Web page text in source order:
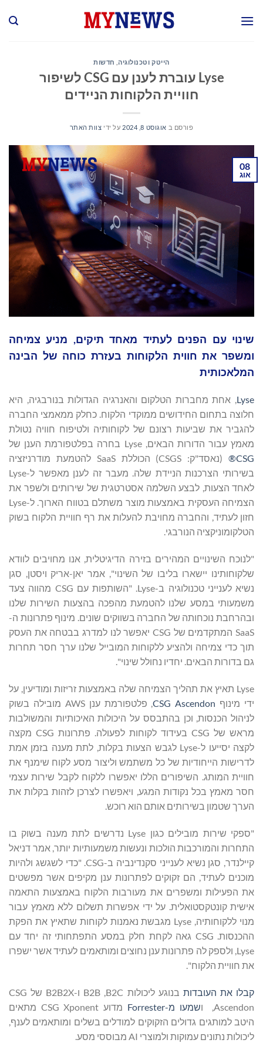
הייטק וטכנולוגיה חדשות
Lyse עוברת לענן עם CSG לשיפור
חוויית הלקוחות הניידים
פורסם ב אוגוסט 8, 2024 על ידי צוות האתר
08
אוג
שינוי עם הפנים לעתיד מאחד תיקים, מניע צמיחה
ומשפר את חווית הלקוחות בעזרת כוחה של הבינה
המלאכותית
, אחת מחברות הטלקום והאנרגיה הגדולות בנורבגיה, היא
חלוצה בתחום החידושים ממוקדי הלקוח. כחלק ממאמצי החברה
להגביר את שביעות רצונם של לקוחותיה ולטיפוח חוויה נטולת
מאמץ עבור הדורות הבאים, Lyse בחרה בפלטפורמת הענן של
CSG®
‏ (נאסד"ק: CSGS) הכוללת SaaS להטמעת מודרניזציה
בשירותי הצרכנות הניידת שלה. מעבר זה לענן מאפשר ל-Lyse
לאחד הצעות, לבצע השלמה אסטרטגית של שירותים ולשפר את
הצמיחה העסקית באמצעות מוצר משתלם בטווח הארוך. ל-Lyse
חזון לעתיד, והחברה מחויבת להעלות את רף חוויית הלקוח בשוק
הטלקומוניקציה הנורבגי.
"לנוכח השינויים המהירים בזירה הדיגיטלית, אנו מחויבים לוודא
שלקוחותינו יישארו בליבו של השינוי", אמר יאן-אריק ויסטן, סגן
נשיא לענייני טכנולוגיה ב-Lyse. "השותפות עם CSG מהווה צעד
משמעותי במסע שלנו להטמעת מהפכה בהצעות השירות שלנו
ובהרחבת נוכחותה של החברה בשווקים שונים. מינוף פתרונות ה-
SaaS המתקדמים של CSG יאפשר לנו למדרג בבטחה את העסק
תוך כדי צמיחה ולהציע ללקוחות המובייל שלנו ערך חסר תחרות
גם בדורות הבאים. יחדיו נחולל שינוי".
Lyse תאיץ את תהליך הצמיחה שלה באמצעות זריזות ומודיעין, על
ידי מינוף CSG Ascendon
, פלטפורמת ענן AWS מובילה בשוק
לניהול הכנסות, וכן בהתבסס על היכולות האיכותיות והמשולבות
מראש של CSG בעידוד לקוחות לפעולה. פתרונות CSG מקצה
לקצה יסייעו ל-Lyse לגבש הצעות בקלות, לתת מענה בזמן אמת
לדרישות הייחודיות של כל משתמש וליצור מסע לקוח שימנף את
חוויית המותג. השיפורים הללו יאפשרו ללקוח לקבל שירות עצמי
חסר מאמץ בכל נקודות המגע, ויאפשרו לצרכן לזהות בקלות את
הערך שטמון בשירותים אותם הוא רוכש.
"ספקי שירות מובילים כגון Lyse נדרשים לתת מענה בשוק בו
התחרות והמורכבות הולכות ונעשות משמעותיות יותר, אמר דניאל
קיילנדר, סגן נשיא לענייני סקנדינביה ב-CSG. "כדי לשגשג ולהיות
מוכנים לעתיד, הם זקוקים לפתרונות ענן מקיפים אשר מפשטים
את הפעילות ומשפרים את מעורבות הלקוח באמצעות התאמה
אישית קונטקסטואלית. על ידי אפשרות תשלום ללא מאמץ עבור
מנוי ללקוחותיה, Lyse מגבשת נאמנות לקוחות שתאיץ את הפקת
ההכנסות. CSG גאה לקחת חלק במסע התפתחותי זה יחד עם
Lyse, ולספק לה פתרונות ענן נחוצים ומותאמים לעתיד אשר ישפרו
את חוויית הלקוח".
קבלו את העובדות
בנוגע ליכולות B2C, ‏B2B ו-B2B2X של CSG
Ascendon, ו
שמעו מ-Forrester
מדוע CSG Xponent מתאים
היטב למותגים גדולים הזקוקים למודלים בשלים ומותאמים לענף,
ליכולות נתונים עמוקות ולמוצרי AI מבוססי מסע.